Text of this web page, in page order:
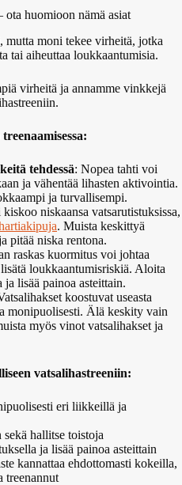
ota huomioon nämä asiat
mutta moni tekee virheitä, jotka
tai aiheuttaa loukkaantumisia.
virheitä ja annamme vinkkejä
tehdessä: Nopea tahti voi
ja vähentää lihasten aktivointia.
ja turvallisempi.
niskaansa vatsarutistuksissa,
. Muista keskittyä
pitää niska rentona.
raskas kuormitus voi johtaa
loukkaantumisriskiä. Aloita
lisää painoa asteittain.
koostuvat useasta
monipuolisesti. Älä keskity vain
myös vinot vatsalihakset ja
vatsalihastreeniin:
eri liikkeillä ja
hallitse toistoja
ja lisää painoa asteittain
kannattaa ehdottomasti kokeilla,
treenannut